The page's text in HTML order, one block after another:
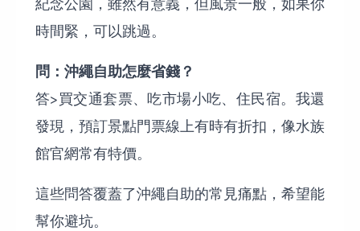
時間緊，可以跳過。
問：沖繩自助怎麼省錢？
答>買交通套票、吃市場小吃、住民宿。我還
發現，預訂景點門票線上有時有折扣，像水族
館官網常有特價。
這些問答覆蓋了沖繩自助的常見痛點，希望能
幫你避坑。